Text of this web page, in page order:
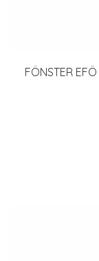
FÖNSTER